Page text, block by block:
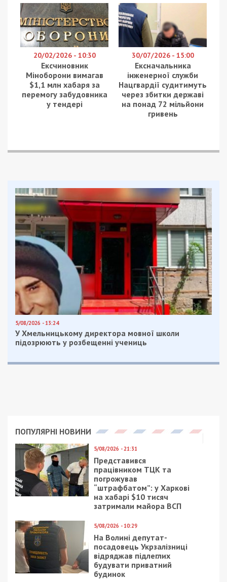
детского сада Краснов раздал пакеты с
подарками, щедро украшенные символикой
партии Загида Краснова – “Громадской Силы”.
Забавно, но как потомственный депутат, коим
именует себя сам Руслан Краснов, он хвастается
двумя высшими образованиями. В частности, –
юриста и специалиста госуправления. Увы, о
требованиях пункта №3 31-й статьи Закона
Украины “Об образовании” потомственный
депутат почему-то забыл. Вероятно, сказалось
скверное знание государственного языка, а
может быть и то, что учебу Краснов-младший
прогуливал по долгу службы. В любом случае,
будь-яких політичних об’єднань.
4. Керівництву закладів освіти, педагогічним,
науково-педагогічним і науковим працівникам,
органам державної влади та органам місцевого
самоврядування, їх посадовим особам
забороняється залучати здобувачів освіти до
участі в заходах, організованих релігійними
організаціями (крім закладів освіти, визначених
частиною другою цієї статті) чи політичними
партіями (об’єднаннями), крім заходів,
передбачених освітньою програмою.
5. Керівництву закладів освіти, органам державної
влади та органам місцевого самоврядування, їх
посадовим особам забороняється залучати
працівників закладів освіти до участі в заходах,
організованих релігійними організаціями (крім
закладів освіти, визначених частиною другою цієї
статті) чи політичними партіями (об’єднаннями)”,
– значится в тексте статьи.